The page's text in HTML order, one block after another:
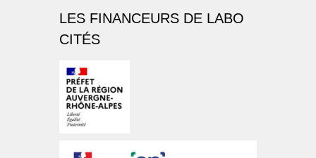
LES FINANCEURS DE LABO
CITÉS